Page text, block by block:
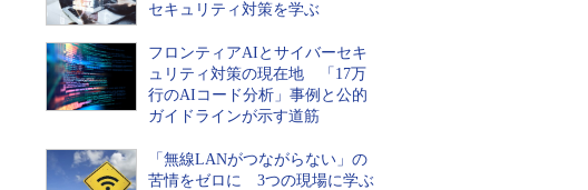
セキュリティ対策を学ぶ
フロンティアAIとサイバーセキ
ュリティ対策の現在地 「17万
行のAIコード分析」事例と公的
ガイドラインが示す道筋
「無線LANがつながらない」の
苦情をゼロに 3つの現場に学ぶ